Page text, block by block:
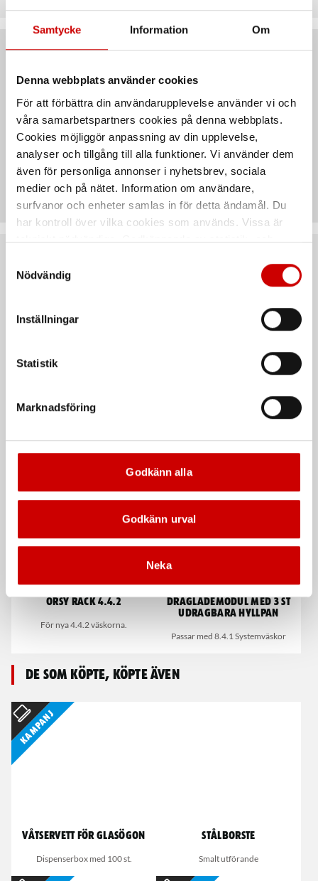
Samtycke Information Om
Denna webbplats använder cookies
För att förbättra din användarupplevelse använder vi och
våra samarbetspartners cookies på denna webbplats.
Cookies möjliggör anpassning av din upplevelse,
analyser och tillgång till alla funktioner. Vi använder dem
även för personliga annonser i nyhetsbrev, sociala
medier och på nätet. Information om användare,
surfvanor och enheter samlas in för detta ändamål. Du
har kontroll över vilka cookies som används. Vissa är
tekniskt nödvändiga. Godkännande av statistik- och
länder utanför EU med olika dataskyddsnormer. Genom
att godkänna samtycker du till sådana överföringar. Läs
Nödvändig
Inställningar
Statistik
Marknadsföring
Godkänn alla
Godkänn urval
Neka
ORSY RACK är ett rack för att organisera dina 8.4.2
väskor.
Teknisk data
Rekommenderat baserat på vald produkt
ORSY rack 4.4.2
För nya 4.4.2 väskorna.
Draglådemodul med 3 st
udragbara hyllpan
Passar med 8.4.1 Systemväskor
De som köpte, köpte även
Kampanj
Våtservett för glasögon
Dispenserbox med 100 st.
Stålborste
Smalt utförande